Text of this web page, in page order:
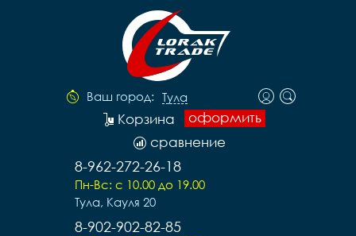
Ваш город: Тула
оформить
Корзина
сравнение
8-962-272-26-18
Пн-Вс: с 10.00 до 19.00
Тула, Кауля 20
8-902-902-82-85